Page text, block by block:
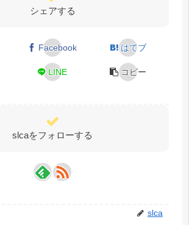
シェアする
Facebook はてブ
LINE コピー
slcaをフォローする
slca